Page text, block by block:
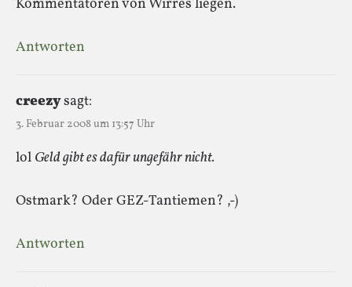
Kommentatoren von Wirres liegen.
Antworten
creezysagt:
3. Februar 2008 um 13:57 Uhr
lol Geld gibt es dafür ungefähr nicht.
Ostmark? Oder GEZ-Tantiemen? ,-)
Antworten